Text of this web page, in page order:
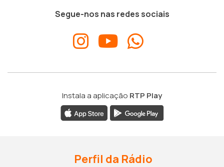
Segue-nos nas redes sociais
Instala a aplicação RTP Play
Perfil da Rádio